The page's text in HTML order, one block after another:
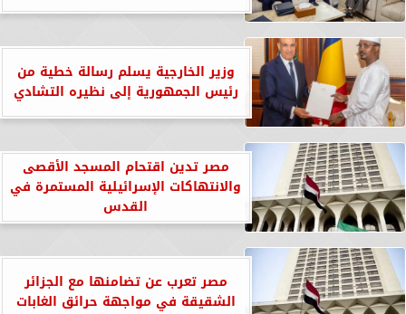
وزير الخارجية يسلم رسالة خطية من
رئيس الجمهورية إلى نظيره التشادي
مصر تدين اقتحام المسجد الأقصى
والانتهاكات الإسرائيلية المستمرة في
القدس
مصر تعرب عن تضامنها مع الجزائر
الشقيقة في مواجهة حرائق الغابات